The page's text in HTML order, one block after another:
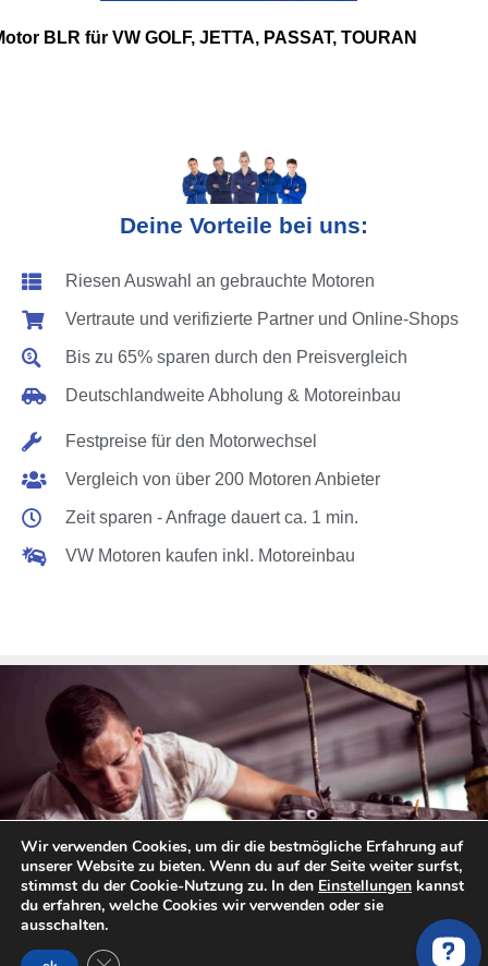
BLR für VW GOLF, JETTA, PASSAT, TOURAN
Deine Vorteile bei uns:
Riesen Auswahl an gebrauchte Motoren
Vertraute und verifizierte Partner und Online-Shops
Bis zu 65% sparen durch den Preisvergleich
Deutschlandweite Abholung & Motoreinbau
Festpreise für den Motorwechsel
Vergleich von über 200 Motoren Anbieter
Zeit sparen - Anfrage dauert ca. 1 min.
VW Motoren kaufen inkl. Motoreinbau
Wir verwenden Cookies, um dir die bestmögliche Erfahrung auf
unserer Website zu bieten. Wenn du auf der Seite weiter surfst,
stimmst du der Cookie-Nutzung zu. In den Einstellungen kannst
du erfahren, welche Cookies wir verwenden oder sie
ausschalten.
GDPR Cookie-Banner schließen